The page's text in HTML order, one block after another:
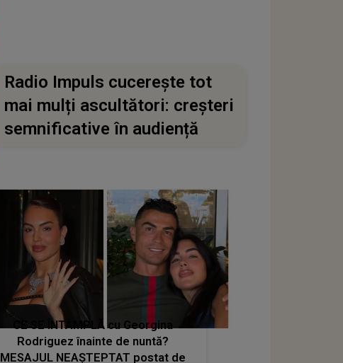
Radio Impuls cucerește tot
mai mulți ascultători: creșteri
semnificative în audiență
CE SE ÎNTÂMPLĂ cu Georgina
Rodriguez înainte de nuntă?
MESAJUL NEAȘTEPTAT postat de